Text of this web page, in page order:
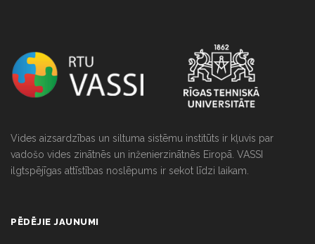
Vides aizsardzības un siltuma sistēmu institūts ir kļuvis par
vadošo vides zinātnēs un inženierzinātnēs Eiropā. VASSI
ilgtspējīgas attīstības noslēpums ir sekot līdzi laikam.
PĒDĒJIE JAUNUMI